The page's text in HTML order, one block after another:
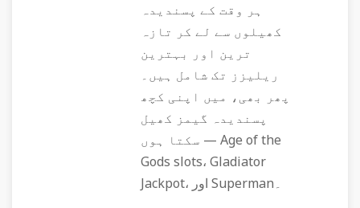
ہر وقت کے پسندیدہ
کھیلوں سے لے کر تازہ
ترین اور بہترین
ریلیزز تک شامل ہیں۔
پھر بھی، میں اپنی کچھ
پسندیدہ گیمز کھیل
سکتا ہوں — Age of the
Gods slots، Gladiator
Jackpot، اور Superman۔